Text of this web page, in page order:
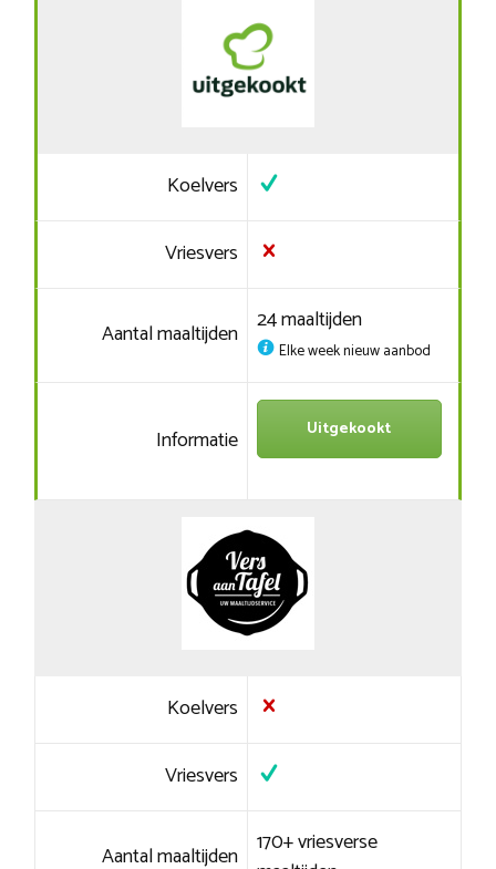
Koelvers
Vriesvers
Aantal maaltijden 24 maaltijden
Elke week nieuw aanbod
Informatie Uitgekookt
Koelvers
Vriesvers
Aantal maaltijden 170+ vriesverse